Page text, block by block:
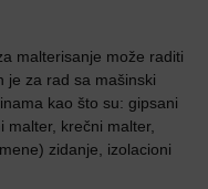
malterisanje može raditi
je za rad sa mašinski
kao što su: gipsani
malter, krečni malter,
zidanje, izolacioni